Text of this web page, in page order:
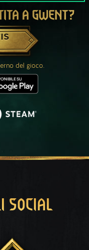
A GWENT?
del gioco.
SOCIAL